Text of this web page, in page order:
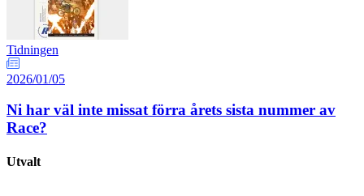
Tidningen
2026/01/05
Ni har väl inte missat förra årets sista nummer av
Race?
Utvalt